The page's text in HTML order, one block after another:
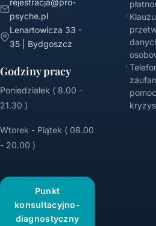
psyche.pl
Lenartowicza 33 -
35 | Bydgoszcz
Godziny pracy
Poniedziałek ( 8.00 -
21.30 )
Wtorek - Piątek ( 08.00
- 20.00 )
Punkt
konsultacyjno-
diagnostyczny
pomoc